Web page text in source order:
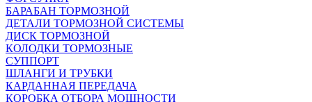
БАРАБАН ТОРМОЗНОЙ
ДЕТАЛИ ТОРМОЗНОЙ СИСТЕМЫ
ДИСК ТОРМОЗНОЙ
КОЛОДКИ ТОРМОЗНЫЕ
СУППОРТ
ШЛАНГИ И ТРУБКИ
КАРДАННАЯ ПЕРЕДАЧА
КОРОБКА ОТБОРА МОЩНОСТИ